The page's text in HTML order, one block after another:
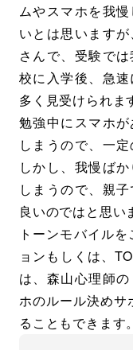
ムやスマホを我
いとは思います
さんで、受験で
校に入学後、急
多く見受けられま
勉強中にスマホ
しまうので、一
しかし、我慢ば
しまうので、親
良いのではと思い
トーンモバイル
ョンもしくは、
は、森山心理師
ホのルール決めサ
ることもできます。